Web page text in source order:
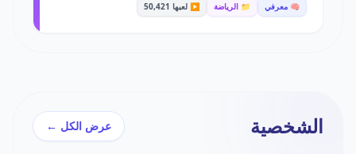
🧠 معرفي 📁 الرياضة ▶️ لعبها 50,421
الشخصية عرض الكل ←